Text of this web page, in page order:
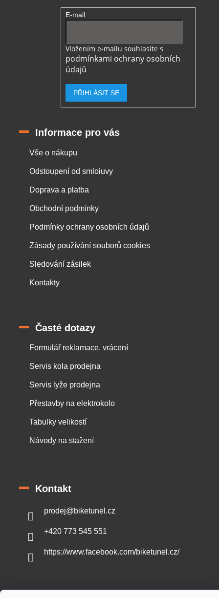
E-mail
Vložením e-mailu souhlasíte s
podmínkami ochrany osobních
údajů
PŘIHLÁSIT SE
Informace pro vás
Vše o nákupu
Odstoupení od smloiuvy
Doprava a platba
Obchodní podmínky
Podmínky ochrany osobních údajů
Zásady používání souborů cookies
Sledování zásilek
Kontakty
Časté dotazy
Formulář reklamace, vrácení
Servis kola prodejna
Servis lyže prodejna
Přestavby na elektrokolo
Tabulky velikostí
Návody na stažení
Kontakt
prodej@biketunel.cz
+420 773 545 551
https://www.facebook.com/biketunel.cz/